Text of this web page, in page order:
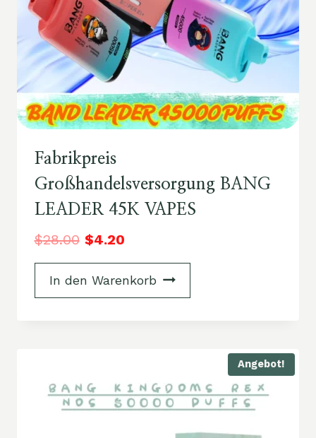
Fabrikpreis
Großhandelsversorgung BANG
LEADER 45K VAPES
$28.00 $4.20
In den Warenkorb
Angebot!